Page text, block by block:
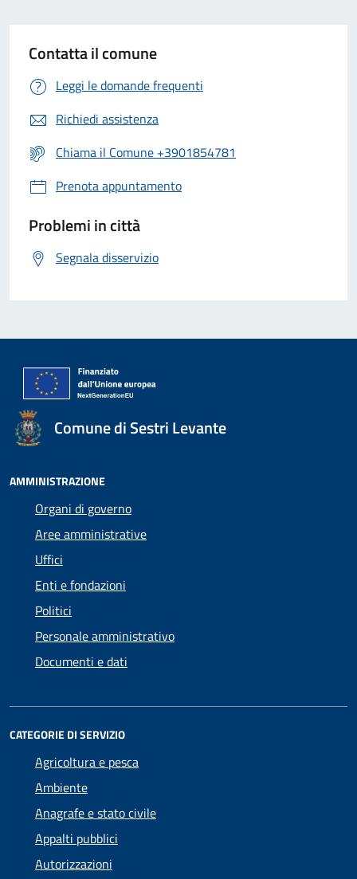
Contatta il comune
Leggi le domande frequenti
Richiedi assistenza
Chiama il Comune +3901854781
Prenota appuntamento
Problemi in città
Segnala disservizio
Comune di Sestri Levante
AMMINISTRAZIONE
Organi di governo
Aree amministrative
Uffici
Enti e fondazioni
Politici
Personale amministrativo
Documenti e dati
CATEGORIE DI SERVIZIO
Agricoltura e pesca
Ambiente
Anagrafe e stato civile
Appalti pubblici
Autorizzazioni